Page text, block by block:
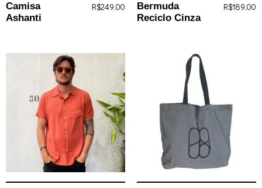
Camisa
Ashanti
R$249,00
Bermuda
Reciclo Cinza
R$189,00